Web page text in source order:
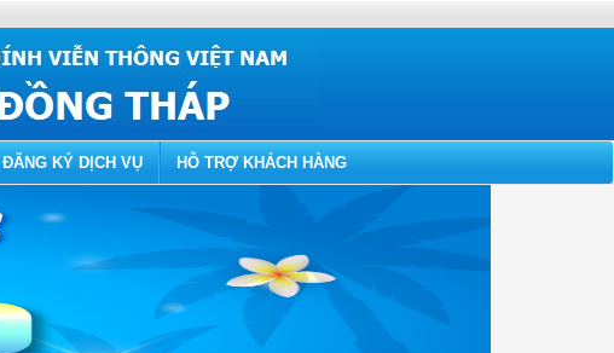
ĐĂNG KÝ DỊCH VỤ HỖ TRỢ KHÁCH HÀNG